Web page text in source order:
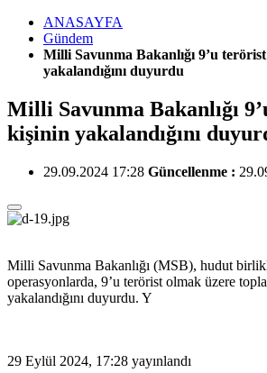
ANASAYFA
Gündem
Milli Savunma Bakanlığı 9’u
yakalandığını duyurdu
Milli Savunma Bakanlığı
kişinin yakalandığını
29.09.2024 17:28 Güncellenme :
Milli Savunma Bakanlığı (MSB), hudut
operasyonlarda, 9’u terörist olmak üzere
yakalandığını duyurdu. Y
29 Eylül 2024, 17:28 yayınlandı